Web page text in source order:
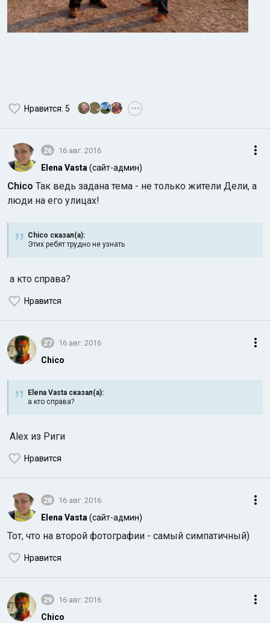
Нравится: 5 •••
26 16 авг. 2016
Elena Vasta (сайт-админ)
Chico Так ведь задана тема - не только жители Дели, а
люди на его улицах!
Chico сказал(а):
Этих ребят трудно не узнать
а кто справа?
Нравится
27 16 авг. 2016
Chico
Elena Vasta сказал(а):
а кто справа?
Alex из Риги
Нравится
28 16 авг. 2016
Elena Vasta (сайт-админ)
Тот, что на второй фотографии - самый симпатичный)
Нравится
29 16 авг. 2016
Chico